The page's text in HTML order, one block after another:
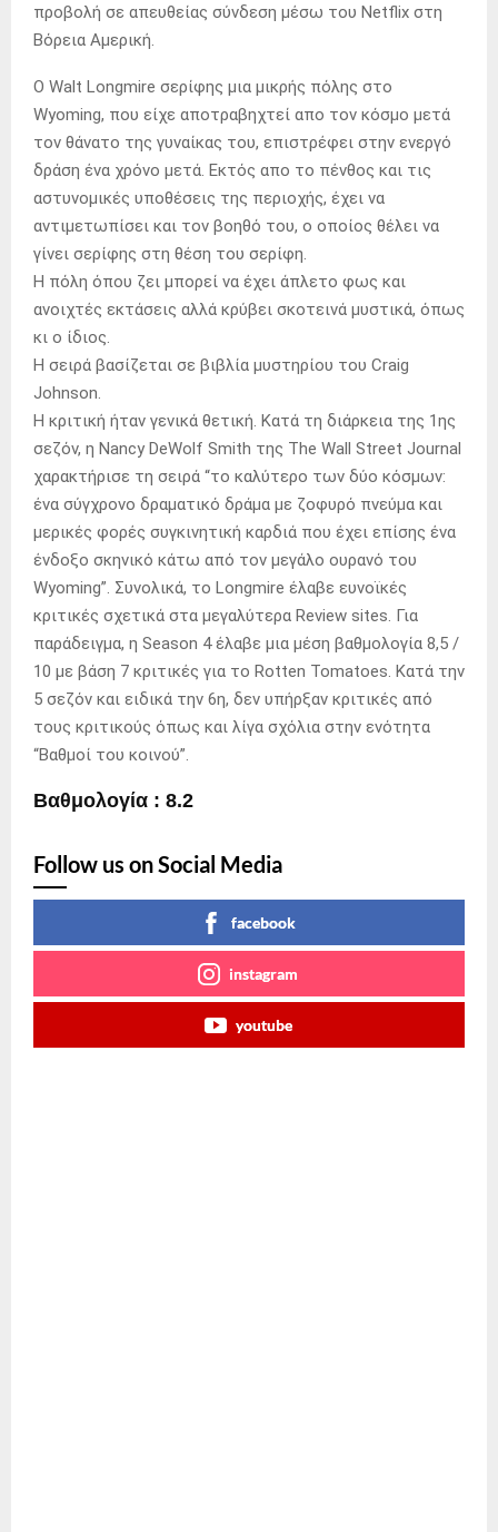
προβολή σε απευθείας σύνδεση μέσω του Netflix στη
Βόρεια Αμερική.
O Walt Longmire σερίφης μια μικρής πόλης στο
Wyoming, που είχε αποτραβηχτεί απο τον κόσμο μετά
τον θάνατο της γυναίκας του, επιστρέφει στην ενεργό
δράση ένα χρόνο μετά. Εκτός απο το πένθος και τις
αστυνομικές υποθέσεις της περιοχής, έχει να
αντιμετωπίσει και τον βοηθό του, ο οποίος θέλει να
γίνει σερίφης στη θέση του σερίφη.
Η πόλη όπου ζει μπορεί να έχει άπλετο φως και
ανοιχτές εκτάσεις αλλά κρύβει σκοτεινά μυστικά, όπως
κι ο ίδιος.
Η σειρά βασίζεται σε βιβλία μυστηρίου του Craig
Johnson.
Η κριτική ήταν γενικά θετική. Κατά τη διάρκεια της 1ης
σεζόν, η Nancy DeWolf Smith της The Wall Street Journal
χαρακτήρισε τη σειρά “το καλύτερο των δύο κόσμων:
ένα σύγχρονο δραματικό δράμα με ζοφυρό πνεύμα και
μερικές φορές συγκινητική καρδιά που έχει επίσης ένα
ένδοξο σκηνικό κάτω από τον μεγάλο ουρανό του
Wyoming”. Συνολικά, το Longmire έλαβε ευνοϊκές
κριτικές σχετικά στα μεγαλύτερα Review sites. Για
παράδειγμα, η Season 4 έλαβε μια μέση βαθμολογία 8,5 /
10 με βάση 7 κριτικές για το Rotten Tomatoes. Κατά την
5 σεζόν και ειδικά την 6η, δεν υπήρξαν κριτικές από
τους κριτικούς όπως και λίγα σχόλια στην ενότητα
“Βαθμοί του κοινού”.
Βαθμολογία : 8.2
Follow us on Social Media
facebook
instagram
youtube